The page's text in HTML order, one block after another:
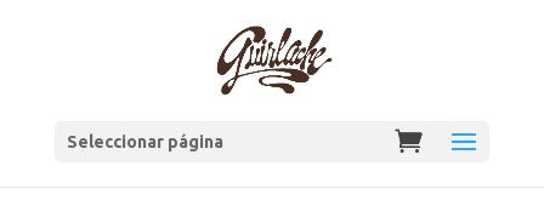
Seleccionar página